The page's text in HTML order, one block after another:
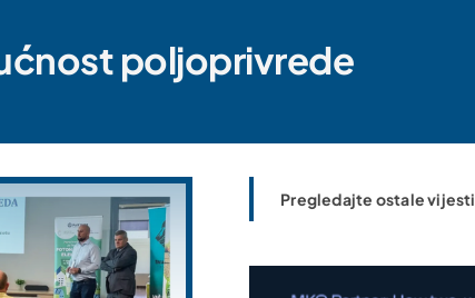
poljoprivrede
Pregledajte ostale vijesti